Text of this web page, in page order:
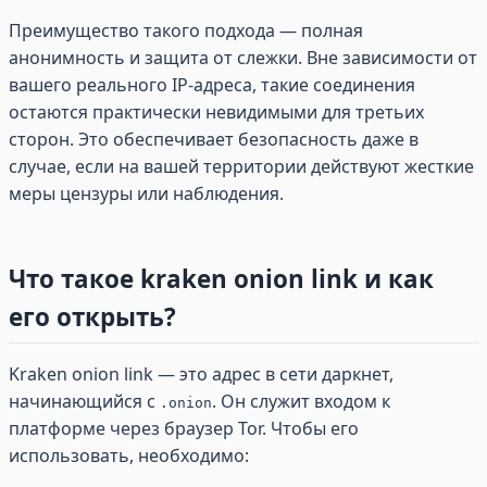
Преимущество такого подхода — полная
анонимность и защита от слежки. Вне зависимости от
вашего реального IP-адреса, такие соединения
остаются практически невидимыми для третьих
сторон. Это обеспечивает безопасность даже в
случае, если на вашей территории действуют жесткие
меры цензуры или наблюдения.
Что такое kraken onion link и как
его открыть?
Kraken onion link — это адрес в сети даркнет,
начинающийся с .onion. Он служит входом к
платформе через браузер Tor. Чтобы его
использовать, необходимо: